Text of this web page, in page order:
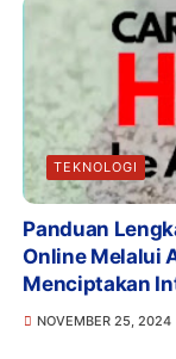
TEKNOLOGI
Panduan
Online Melalui
Menciptakan
NOVEMBER 25, 2024